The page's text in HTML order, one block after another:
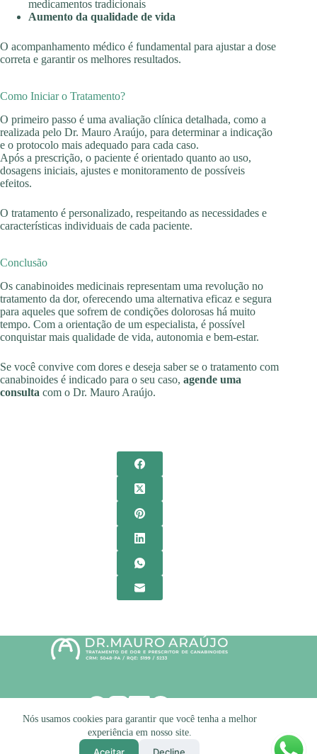
Nós usamos cookies para garantir que você tenha a melhor
experiência em nosso site.
Aceitar Decline
medicamentos tradicionais
Aumento da qualidade de vida
O acompanhamento médico é fundamental para ajustar a dose
correta e garantir os melhores resultados.
Como Iniciar o Tratamento?
O primeiro passo é uma avaliação clínica detalhada, como a
realizada pelo Dr. Mauro Araújo, para determinar a indicação
e o protocolo mais adequado para cada caso.
Após a prescrição, o paciente é orientado quanto ao uso,
dosagens iniciais, ajustes e monitoramento de possíveis
efeitos.
O tratamento é personalizado, respeitando as necessidades e
características individuais de cada paciente.
Conclusão
Os canabinoides medicinais representam uma revolução no
tratamento da dor, oferecendo uma alternativa eficaz e segura
para aqueles que sofrem de condições dolorosas há muito
tempo. Com a orientação de um especialista, é possível
conquistar mais qualidade de vida, autonomia e bem-estar.
Se você convive com dores e deseja saber se o tratamento com
canabinoides é indicado para o seu caso, agende uma
consulta com o Dr. Mauro Araújo.
Copyright © 2026 - Desenvolvido porSTK